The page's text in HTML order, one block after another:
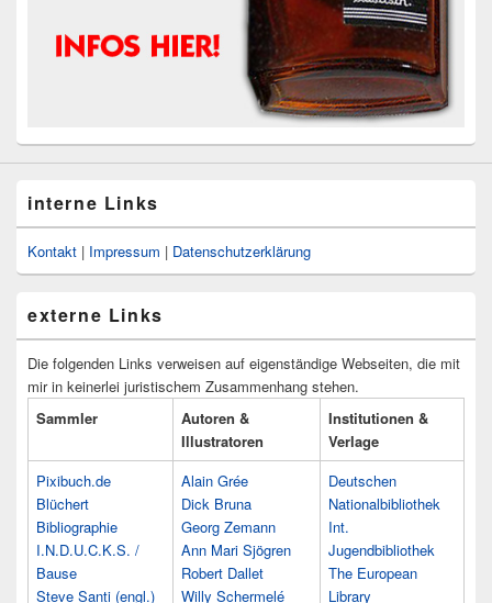
interne Links
Kontakt | Impressum | Datenschutzerklärung
externe Links
Die folgenden Links verweisen auf eigenständige Webseiten, die mit
mir in keinerlei juristischem Zusammenhang stehen.
Sammler
Autoren &
Illustratoren
Institutionen &
Verlage
Pixibuch.de
Blüchert
Bibliographie
I.N.D.U.C.K.S. /
Bause
Steve Santi (engl.)
Alain Grée
Dick Bruna
Georg Zemann
Ann Mari Sjögren
Robert Dallet
Willy Schermelé
Deutschen
Nationalbibliothek
Int.
Jugendbibliothek
The European
Library